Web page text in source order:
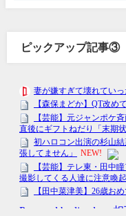
ピックアップ記事③